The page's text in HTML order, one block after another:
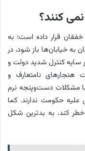
کنند؟
قرار داده است؛ به
به خیابان‌ها باز شود، در
کنترل شدید دولت و
هنجارهای نامتعارف و
با مشکلات دست‌وپنجه نرم
حکومت ندارند. کما
کند، به بدترین شکل